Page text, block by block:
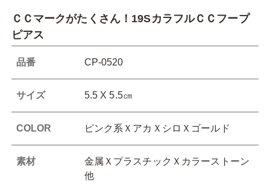
ＣＣマークがたくさん！19SカラフルＣＣフープ
ピアス
品番 CP-0520
サイズ 5.5 X 5.5㎝
COLOR ピンク系ＸアカＸシロＸゴールド
素材
金属ＸプラスチックＸカラーストーン
他